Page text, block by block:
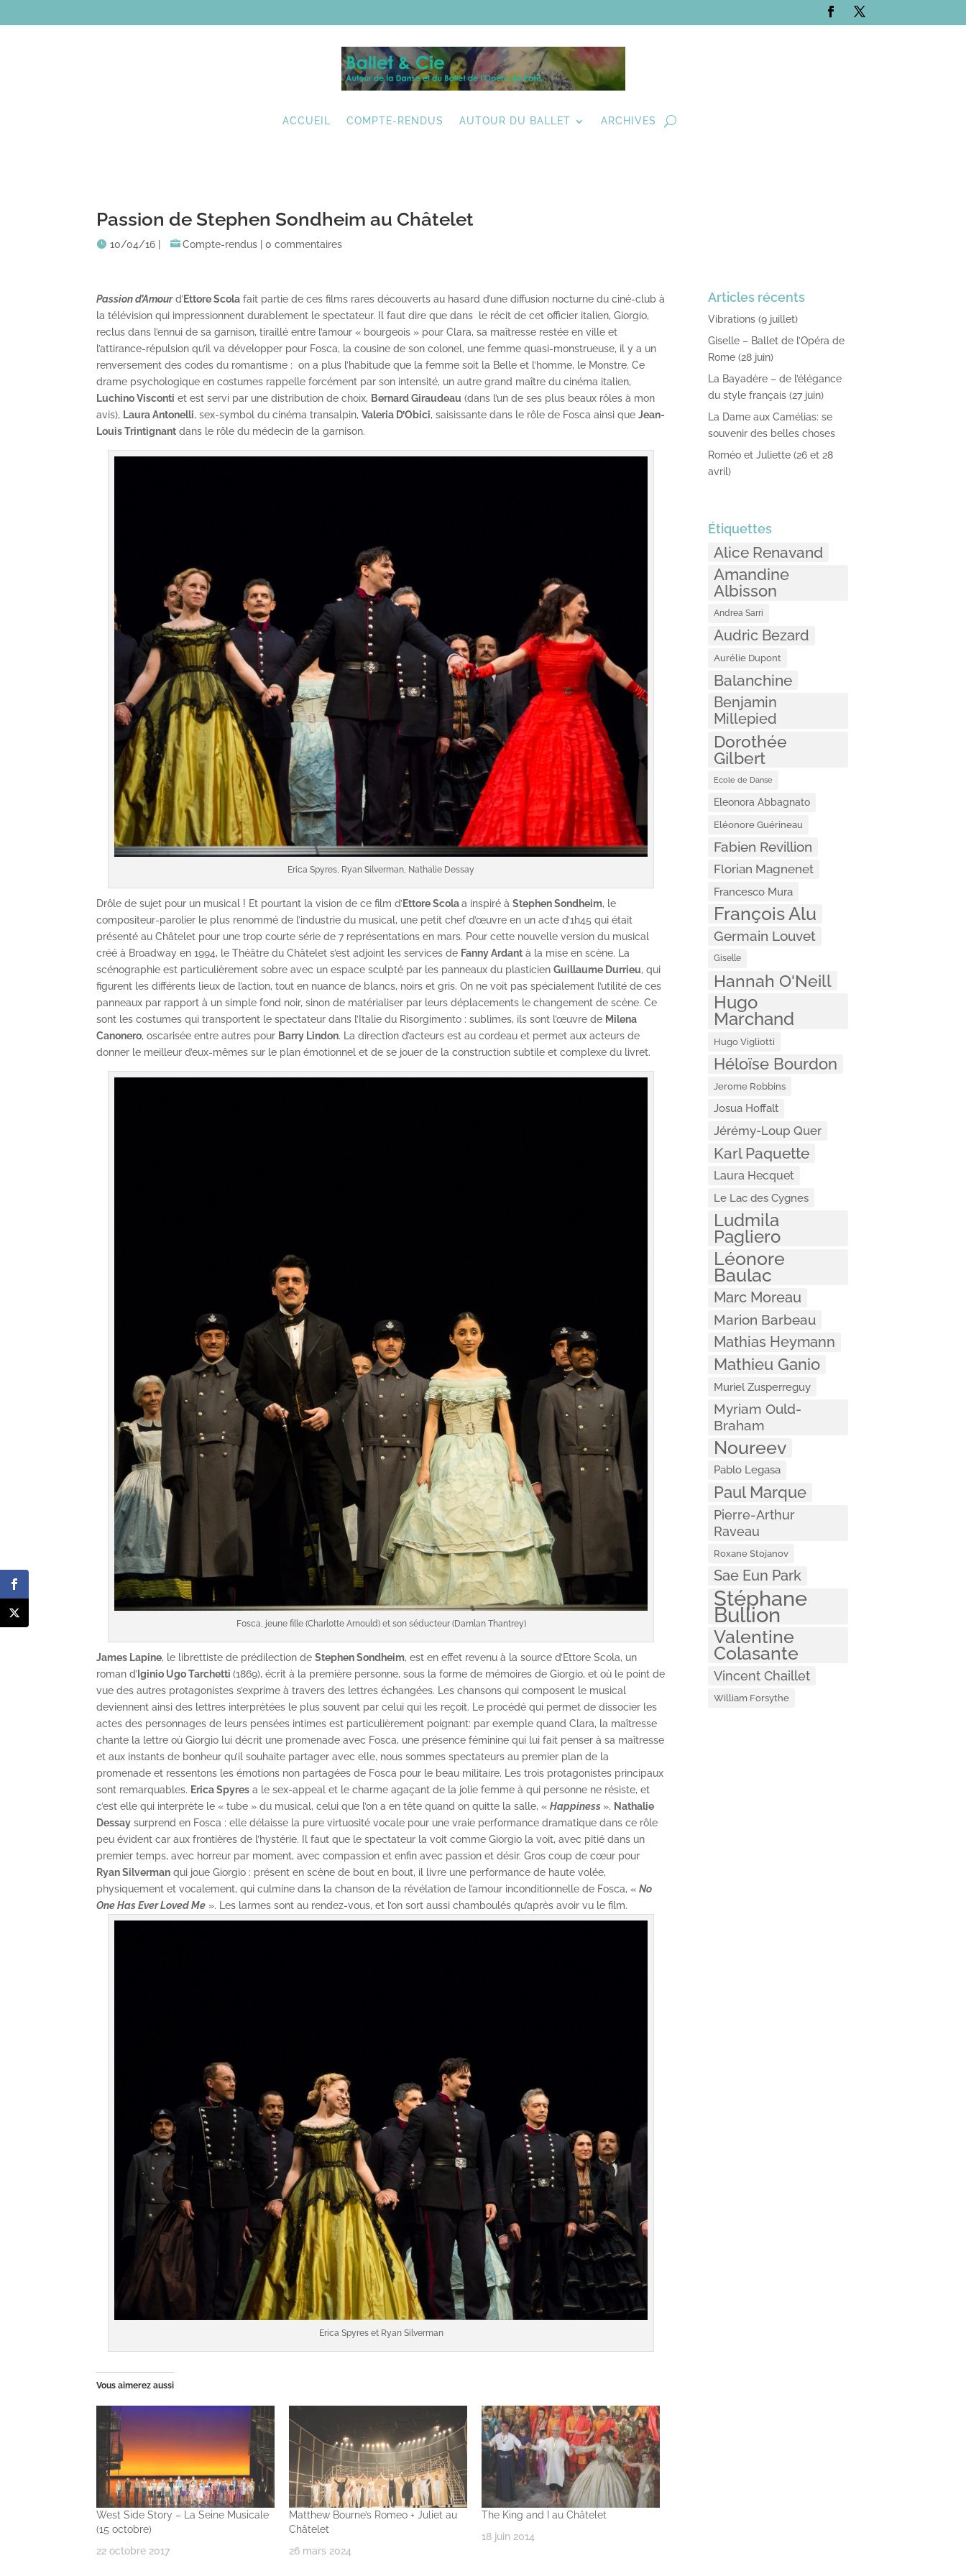
ACCUEIL COMPTE-RENDUS AUTOUR DU BALLET ARCHIVES
Passion de Stephen Sondheim au Châtelet
10/04/16 Compte-rendus |0 commentaires
Passion d’Amourd’ Ettore Scola fait partie de ces films rares découverts au hasard d’une diffusion nocturne du ciné-club à
la télévision qui impressionnent durablement le spectateur. Il faut dire que dans le récit de cet officier italien, Giorgio,
reclus dans l’ennui de sa garnison, tiraillé entre l’amour « bourgeois » pour Clara, sa maîtresse restée en ville et
l’attirance-répulsion qu’il va développer pour Fosca, la cousine de son colonel, une femme quasi-monstrueuse, il y a un
renversement des codes du romantisme : on a plus l’habitude que la femme soit la Belle et l’homme, le Monstre. Ce
drame psychologique en costumes rappelle forcément par son intensité, un autre grand maître du cinéma italien,
Luchino Visconti et est servi par une distribution de choix, Bernard Giraudeau (dans l’un de ses plus beaux rôles à mon
avis), Laura Antonelli, sex-symbol du cinéma transalpin,Valeria D’Obici, saisissante dans le rôle de Fosca ainsi queJean-
Louis Trintignant dans le rôle du médecin de la garnison.
Erica Spyres, Ryan Silverman, Nathalie Dessay
Drôle de sujet pour un musical ! Et pourtant la vision de ce film d’ Ettore Scolaa inspiré àStephen Sondheim, le
compositeur-parolier le plus renommé de l’industrie du musical, une petit chef d’œuvre en un acte d’1h45 qui était
présenté au Châtelet pour une trop courte série de 7 représentations en mars. Pour cette nouvelle version du musical
créé à Broadway en 1994, le Théâtre du Châtelet s’est adjoint les services de Fanny Ardant à la mise en scène. La
scénographie est particulièrement sobre avec un espace sculpté par les panneaux du plasticienGuillaume Durrieu, qui
figurent les différents lieux de l’action, tout en nuance de blancs, noirs et gris. On ne voit pas spécialement l’utilité de ces
panneaux par rapport à un simple fond noir, sinon de matérialiser par leurs déplacements le changement de scène. Ce
sont les costumes qui transportent le spectateur dans l’Italie du Risorgimento : sublimes, ils sont l’œuvre de Milena
Canonero, oscarisée entre autres pour Barry Lindon. La direction d’acteurs est au cordeau et permet aux acteurs de
donner le meilleur d’eux-mêmes sur le plan émotionnel et de se jouer de la construction subtile et complexe du livret.
Fosca, jeune fille (Charlotte Arnould) et son séducteur (Damlan Thantrey)
James Lapine, le librettiste de prédilection deStephen Sondheim, est en effet revenu à la source d’Ettore Scola, un
roman d’ Iginio Ugo Tarchetti(1869), écrit à la première personne, sous la forme de mémoires de Giorgio, et où le point de
vue des autres protagonistes s’exprime à travers des lettres échangées. Les chansons qui composent le musical
deviennent ainsi des lettres interprétées le plus souvent par celui qui les reçoit. Le procédé qui permet de dissocier les
actes des personnages de leurs pensées intimes est particulièrement poignant: par exemple quand Clara, la maîtresse
chante la lettre où Giorgio lui décrit une promenade avec Fosca, une présence féminine qui lui fait penser à sa maîtresse
et aux instants de bonheur qu’il souhaite partager avec elle, nous sommes spectateurs au premier plan de la
promenade et ressentons les émotions non partagées de Fosca pour le beau militaire. Les trois protagonistes principaux
sont remarquables. Erica Spyres a le sex-appeal et le charme agaçant de la jolie femme à qui personne ne résiste, et
c’est elle qui interprète le « tube » du musical, celui que l’on a en tête quand on quitte la salle, «Happiness ». Nathalie
Dessay surprend en Fosca : elle délaisse la pure virtuosité vocale pour une vraie performance dramatique dans ce rôle
peu évident car aux frontières de l’hystérie. Il faut que le spectateur la voit comme Giorgio la voit, avec pitié dans un
premier temps, avec horreur par moment, avec compassion et enfin avec passion et désir. Gros coup de cœur pour
Ryan Silverman qui joue Giorgio : présent en scène de bout en bout, il livre une performance de haute volée,
physiquement et vocalement, qui culmine dans la chanson de la révélation de l’amour inconditionnelle de Fosca, «No
One Has Ever Loved Me ». Les larmes sont au rendez-vous, et l’on sort aussi chamboulés qu’après avoir vu le film.
Erica Spyres et Ryan Silverman
Vous aimerez aussi
West Side Story – La Seine Musicale
(15 octobre)
22 octobre 2017
Matthew Bourne’s Romeo + Juliet au
Châtelet
26 mars 2024
The King and I au Châtelet
18 juin 2014
Articles récents
Vibrations (9 juillet)
Giselle – Ballet de l’Opéra de
Rome (28 juin)
La Bayadère – de l’élégance
du style français (27 juin)
La Dame aux Camélias: se
souvenir des belles choses
Roméo et Juliette (26 et 28
avril)
Étiquettes
Alice Renavand
Amandine
Albisson
Andrea Sarri
Audric Bezard
Aurélie Dupont
Balanchine
Benjamin
Millepied
Dorothée
Gilbert
Ecole de Danse
Eleonora Abbagnato
Eléonore Guérineau
Fabien Revillion
Florian Magnenet
Francesco Mura
François Alu
Germain Louvet
Giselle
Hannah O'Neill
Hugo
Marchand
Hugo Vigliotti
Héloïse Bourdon
Jerome Robbins
Josua Hoffalt
Jérémy-Loup Quer
Karl Paquette
Laura Hecquet
Le Lac des Cygnes
Ludmila
Pagliero
Léonore
Baulac
Marc Moreau
Marion Barbeau
Mathias Heymann
Mathieu Ganio
Muriel Zusperreguy
Myriam Ould-
Braham
Noureev
Pablo Legasa
Paul Marque
Pierre-Arthur
Raveau
Roxane Stojanov
Sae Eun Park
Stéphane
Bullion
Valentine
Colasante
Vincent Chaillet
William Forsythe